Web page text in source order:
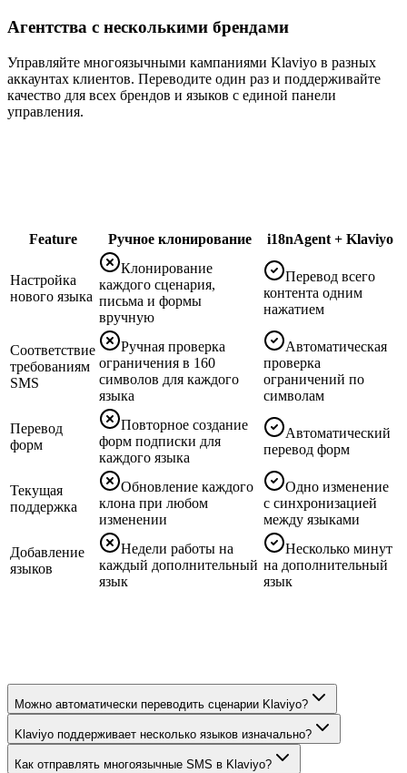
Агентства с несколькими брендами
Управляйте многоязычными кампаниями Klaviyo в разных
аккаунтах клиентов. Переводите один раз и поддерживайте
качество для всех брендов и языков с единой панели
управления.
Feature Ручное клонирование i18nAgent + Klaviyo
Настройка
нового языка
Клонирование
каждого сценария,
письма и формы
вручную
Перевод всего
контента одним
нажатием
Соответствие
требованиям
SMS
Ручная проверка
ограничения в 160
символов для каждого
языка
Автоматическая
проверка
ограничений по
символам
Перевод
форм
Повторное создание
форм подписки для
каждого языка
Автоматический
перевод форм
Текущая
поддержка
Обновление каждого
клона при любом
изменении
Одно изменение
с синхронизацией
между языками
Добавление
языков
Недели работы на
каждый дополнительный
язык
Несколько минут
на дополнительный
язык
Можно автоматически переводить сценарии Klaviyo?
Klaviyo поддерживает несколько языков изначально?
Как отправлять многоязычные SMS в Klaviyo?